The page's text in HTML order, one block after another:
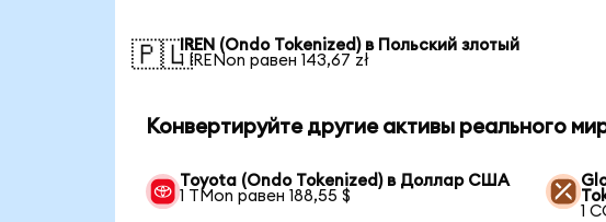
🇵🇱IREN (Ondo Tokenized) в Польский злотый
1 IRENon равен 143,67 zł
Конвертируйте другие активы реального
Toyota (Ondo Tokenized) в Доллар США
1 TMon равен 188,55 $
1